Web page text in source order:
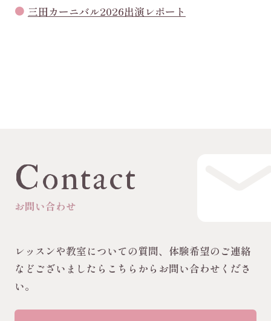
三田カーニバル2026出演レポート
Contact
お問い合わせ
レッスンや教室についての質問、体験希望のご連絡
などございましたらこちらからお問い合わせくださ
い。